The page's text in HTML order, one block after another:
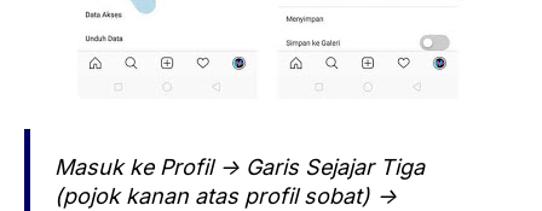
Masuk ke Profil -> Garis Sejajar Tiga
(pojok kanan atas profil sobat) ->